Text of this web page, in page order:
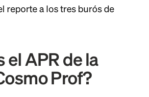
reporte a los tres burós de
el APR de la
Prof?